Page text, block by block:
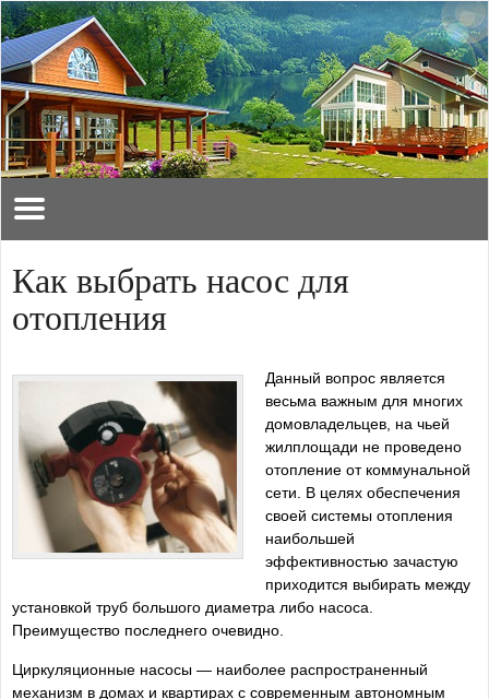
Как выбрать насос для
отопления
Данный вопрос является
весьма важным для многих
домовладельцев, на чьей
жилплощади не проведено
отопление от коммунальной
сети. В целях обеспечения
своей системы отопления
наибольшей
эффективностью зачастую
приходится выбирать между
установкой труб большого диаметра либо насоса.
Преимущество последнего очевидно.
Циркуляционные насосы — наиболее распространенный
механизм в домах и квартирах с современным автономным